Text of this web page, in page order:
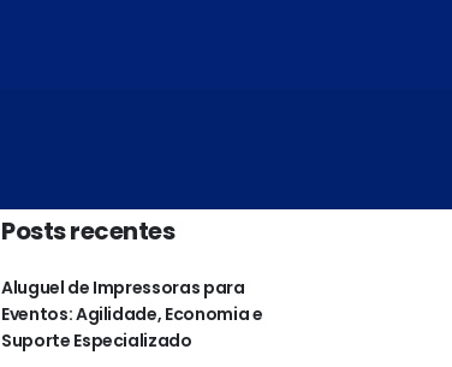
Posts recentes
Aluguel de Impressoras para
Eventos: Agilidade, Economia e
Suporte Especializado